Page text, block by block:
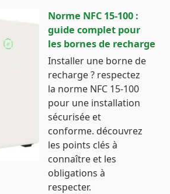
Norme NFC 15-100 :
guide complet pour
les bornes de recharge
Installer une borne de
recharge ? respectez
la norme NFC 15-100
pour une installation
sécurisée et
conforme. découvrez
les points clés à
connaître et les
obligations à
respecter.